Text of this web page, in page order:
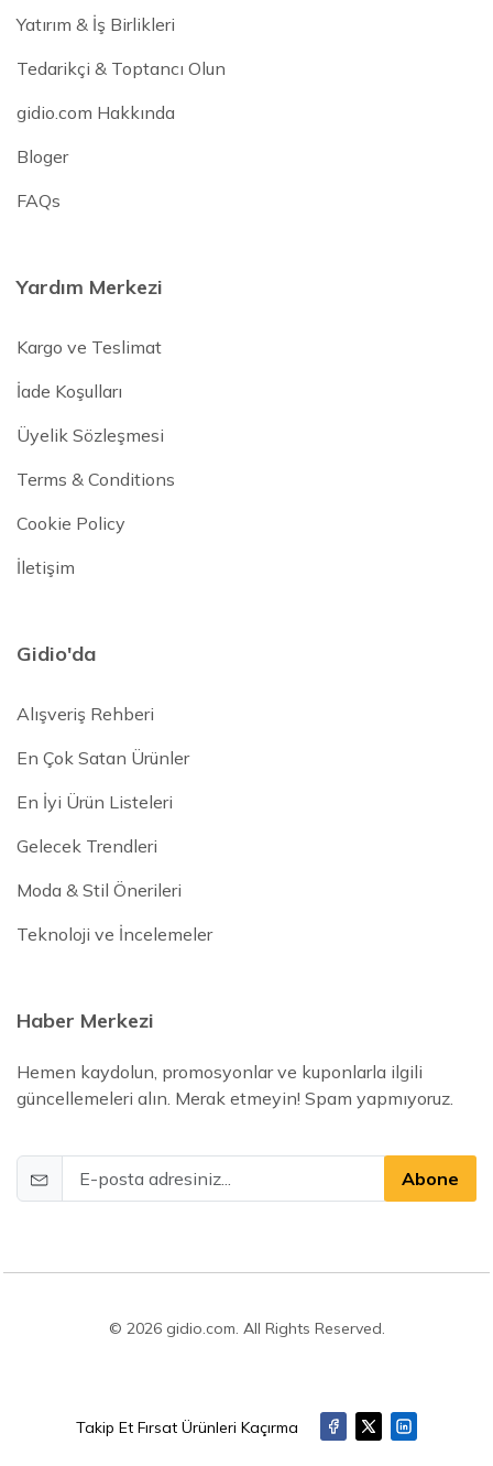
Yatırım & İş Birlikleri
Tedarikçi & Toptancı Olun
gidio.com Hakkında
Bloger
FAQs
Yardım Merkezi
Kargo ve Teslimat
İade Koşulları
Üyelik Sözleşmesi
Terms & Conditions
Cookie Policy
İletişim
Gidio'da
Alışveriş Rehberi
En Çok Satan Ürünler
En İyi Ürün Listeleri
Gelecek Trendleri
Moda & Stil Önerileri
Teknoloji ve İncelemeler
Haber Merkezi
Hemen kaydolun, promosyonlar ve kuponlarla ilgili
güncellemeleri alın. Merak etmeyin! Spam yapmıyoruz.
Abone
© 2026 gidio.com. All Rights Reserved.
Takip Et Fırsat Ürünleri Kaçırma